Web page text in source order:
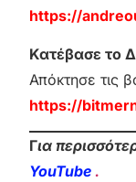
https://
Κατέβασε το
Απόκτησε τις
https://
Για
YouTube .